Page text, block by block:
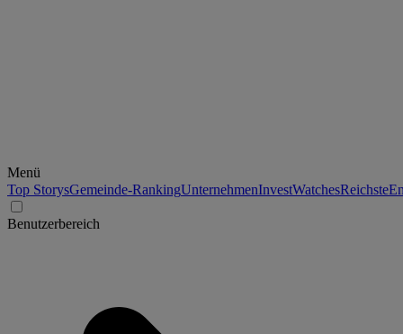
Menü
Top StorysGemeinde-RankingUnternehmenInvestWatchesReichste
Benutzerbereich